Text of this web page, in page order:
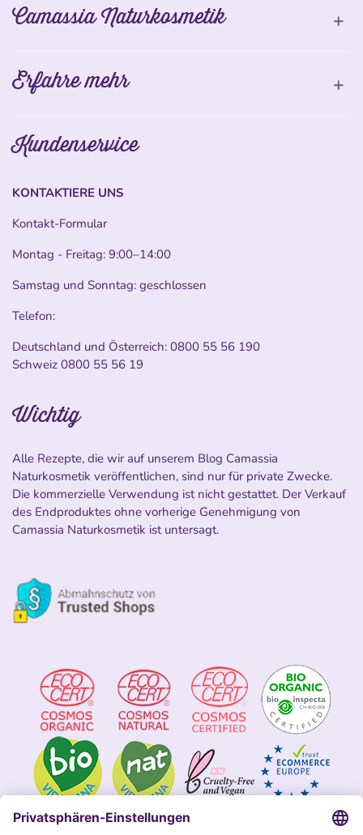
Camassia Naturkosmetik
Erfahre mehr
Kundenservice
KONTAKTIERE UNS
Kontakt-Formular
Montag - Freitag: 9:00–14:00
Samstag und Sonntag: geschlossen
Telefon:
Deutschland und Österreich: 0800 55 56 190
Schweiz 0800 55 56 19
Wichtig
Alle Rezepte, die wir auf unserem Blog Camassia
Naturkosmetik veröffentlichen, sind nur für private Zwecke.
Die kommerzielle Verwendung ist nicht gestattet. Der Verkauf
des Endproduktes ohne vorherige Genehmigung von
Camassia Naturkosmetik ist untersagt.